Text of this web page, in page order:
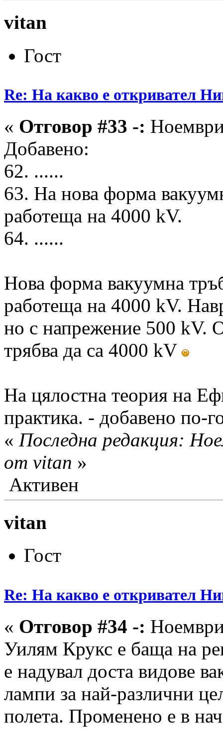
vitan
Гост
Re: На какво е откривател
« Отговор #33 -:
Добавено:
62. ......
63. На нова форма
работеща на 4000 kV.
64. ......
Нова форма вакуумна
работеща на 4000 kV.
но с напрежение 500 kV.
трябва да са 4000 kV
На цялостна теория на
практика. - добавено по-
« Последна редакция:
от vitan »
Активен
vitan
Гост
Re: На какво е откривател
« Отговор #34 -:
Уилям Крукс е баща на
е надувал доста видове
лампи за най-различни
полета. Променено е в